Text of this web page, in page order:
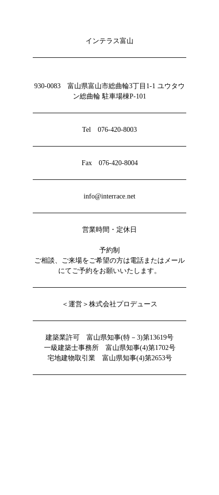
インテラス富山
930-0083 富山県富山市総曲輪3丁目1-1 ユウタウ
ン総曲輪 駐車場棟P-101
Tel 076-420-8003
Fax 076-420-8004
info@interrace.net
営業時間・定休日
予約制
ご相談、ご来場をご希望の方は電話またはメール
にてご予約をお願いいたします。
＜運営＞株式会社プロデュース
建築業許可 富山県知事(特－3)第13619号
一級建築士事務所 富山県知事(4)第1702号
宅地建物取引業 富山県知事(4)第2653号